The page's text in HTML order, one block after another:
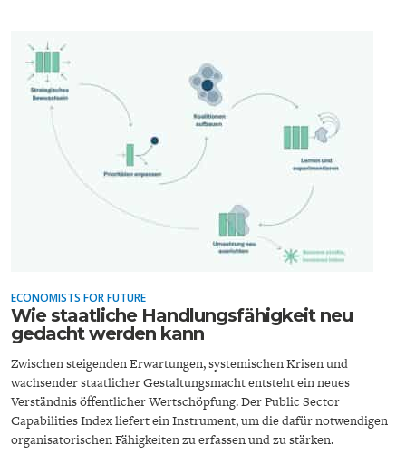
DIE POSITIONEN DER
UNGLEICHHEIT
ECONOMISTS FOR FUTURE
Wie staatliche Handlungsfähigkeit neu
gedacht werden kann
Zwischen steigenden Erwartungen, systemischen Krisen und
wachsender staatlicher Gestaltungsmacht entsteht ein neues
Verständnis öffentlicher Wertschöpfung. Der Public Sector
Capabilities Index liefert ein Instrument, um die dafür notwendigen
organisatorischen Fähigkeiten zu erfassen und zu stärken.